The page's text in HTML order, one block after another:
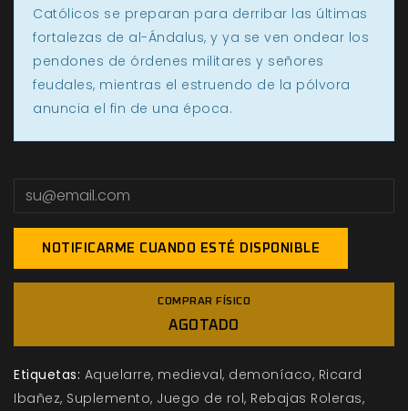
Católicos se preparan para derribar las últimas
fortalezas de al-Ándalus, y ya se ven ondear los
pendones de órdenes militares y señores
feudales, mientras el estruendo de la pólvora
anuncia el fin de una época.
NOTIFICARME CUANDO ESTÉ DISPONIBLE
COMPRAR FÍSICO
AGOTADO
Etiquetas: Aquelarre medieval demoníaco Ricard
Ibañez Suplemento Juego de rol Rebajas Roleras